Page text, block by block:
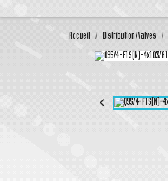
Accueil Distribution/Valves
